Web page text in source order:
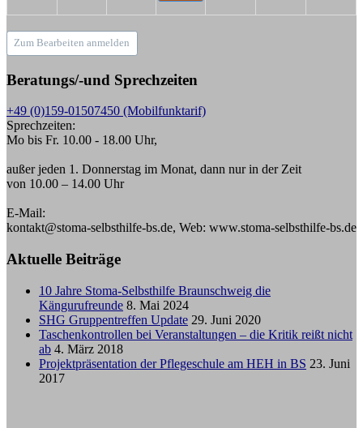
Zum Bearbeiten anmelden
Beratungs/-und Sprechzeiten
+49 (0)159-01507450 (Mobilfunktarif)
Sprechzeiten:
Mo bis Fr. 10.00 - 18.00 Uhr,
außer jeden 1. Donnerstag im Monat, dann nur in der Zeit
von 10.00 – 14.00 Uhr
E-Mail:
kontakt@stoma-selbsthilfe-bs.de, Web: www.stoma-selbsthilfe-bs.de
Aktuelle Beiträge
10 Jahre Stoma-Selbsthilfe Braunschweig die
Kängurufreunde 8. Mai 2024
SHG Gruppentreffen Update 29. Juni 2020
Taschenkontrollen bei Veranstaltungen – die Kritik reißt nicht
ab 4. März 2018
Projektpräsentation der Pflegeschule am HEH in BS 23. Juni
2017